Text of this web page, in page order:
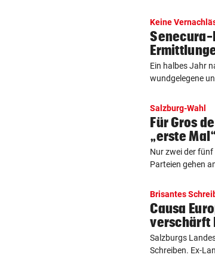
Keine
Senecura-
Ein halbes Jahr
wundgelegene
Salzburg-Wahl
Für Gros
„erste Mal“
Nur zwei der
Parteien gehen
Brisantes
Causa
verschärft
Salzburgs
Schreiben. Ex-